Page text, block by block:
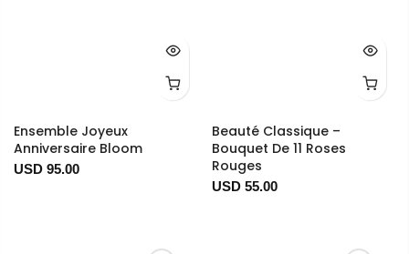
Ensemble Joyeux
Anniversaire Bloom
USD 95.00
Beauté Classique –
Bouquet De 11 Roses
Rouges
USD 55.00